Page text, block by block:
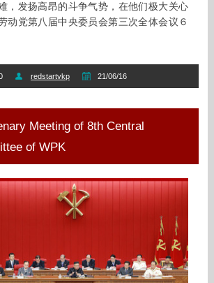
，发扬高昂的斗争气势，在他们极大关心
动党第八届中央委员会第三次全体会议６
redstartvkp 21/06/16
Meeting of 8th Central
of WPK